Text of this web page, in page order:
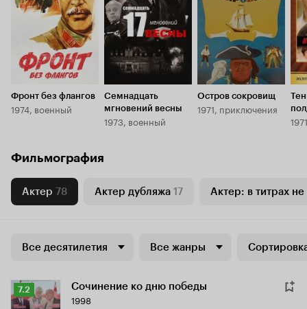
Фронт без флангов
1974, военный
Семнадцать
мгновений весны
1973, военный
Остров сокровищ
1971, приключения
Фильмография
Актер 78 Актер дубляжа 17 Актер: в титрах не
Все десятилетия Все жанры
Рейтинг
Кинопоиска
7.2 Сочинение ко дню победы
1998